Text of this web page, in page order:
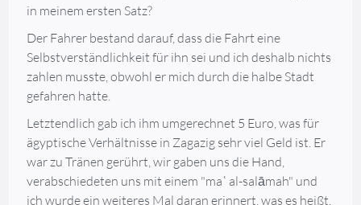
in meinem ersten Satz?
Der Fahrer bestand darauf, dass die Fahrt eine
Selbstverständlichkeit für ihn sei und ich deshalb nichts
zahlen musste, obwohl er mich durch die halbe Stadt
gefahren hatte.
Letztendlich gab ich ihm umgerechnet 5 Euro, was für
ägyptische Verhältnisse in Zagazig sehr viel Geld ist. Er
war zu Tränen gerührt, wir gaben uns die Hand,
verabschiedeten uns mit einem "maʿ al-salāmah" und
ich wurde ein weiteres Mal daran erinnert, was es heißt,